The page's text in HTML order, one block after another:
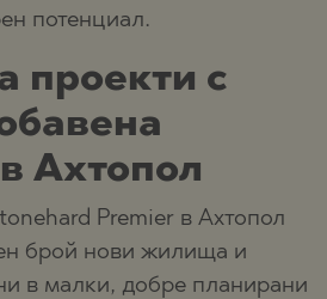
потенциал.
проекти с
Ахтопол
Premier в Ахтопол
брой нови жилища и
в малки, добре планирани